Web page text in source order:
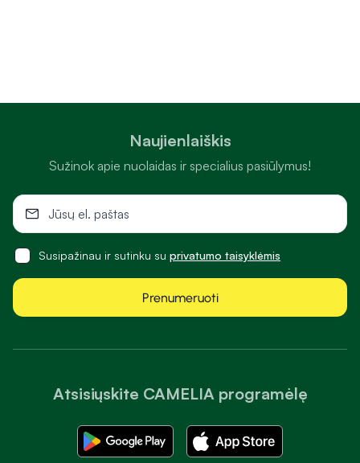
Atsisiųskite CAMELIA programėlę
Naujienlaiškis
Sužinok apie nuolaidas ir specialius pasiūlymus!
Susipažinau ir sutinku su privatumo taisyklėmis
Prenumeruoti